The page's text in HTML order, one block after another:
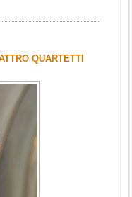
QUARTETTI